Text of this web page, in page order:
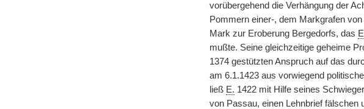
vorübergehend die Verhängung der
Pommern einer-, dem Markgrafen
Mark zur Eroberung Bergedorfs, das
mußte. Seine gleichzeitige geheime
1374 gestützten Anspruch auf das
am 6.1.1423 aus vorwiegend
ließ E. 1422 mit Hilfe seines
von Passau, einen Lehnbrief fälschen